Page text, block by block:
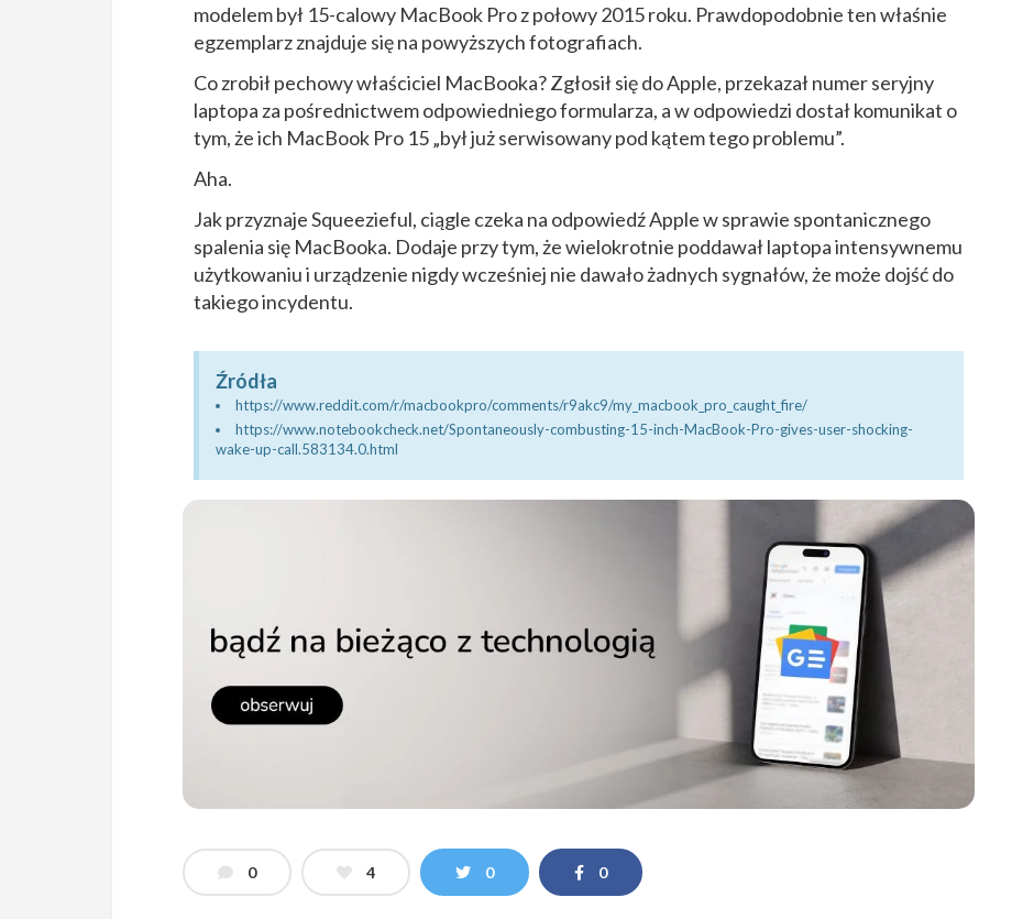
modelem był 15-calowy MacBook Pro z połowy 2015 roku. Prawdopodobnie ten właśnie
egzemplarz znajduje się na powyższych fotografiach.
Co zrobił pechowy właściciel MacBooka? Zgłosił się do Apple, przekazał numer seryjny
laptopa za pośrednictwem odpowiedniego formularza, a w odpowiedzi dostał komunikat o
tym, że ich MacBook Pro 15 „był już serwisowany pod kątem tego problemu”.
Aha.
Jak przyznaje Squeezieful, ciągle czeka na odpowiedź Apple w sprawie spontanicznego
spalenia się MacBooka. Dodaje przy tym, że wielokrotnie poddawał laptopa intensywnemu
użytkowaniu i urządzenie nigdy wcześniej nie dawało żadnych sygnałów, że może dojść do
takiego incydentu.
Źródła
https://www.reddit.com/r/macbookpro/comments/r9akc9/my_macbook_pro_caught_fire/
https://www.notebookcheck.net/Spontaneously-combusting-15-inch-MacBook-Pro-gives-user-shocking-
wake-up-call.583134.0.html
0 4 0 0